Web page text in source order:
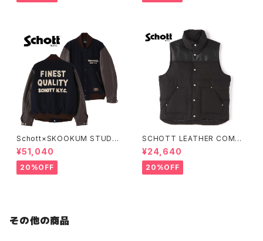
Schott×SKOOKUM STUDIU
M JACKET FINEST QUALIT
Y
¥51,040
20%OFF
SCHOTT LEATHER COMBI
DOWN VEST
¥24,640
20%OFF
その他の商品